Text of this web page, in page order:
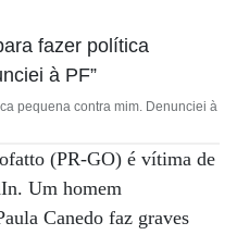
pequena contra mim. Denunciei à
(PR-GO) é vítima de
Um homem
Canedo faz graves